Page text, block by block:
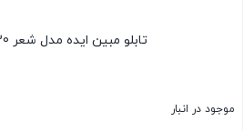
تابلو مبین ایده مدل شعر th20 کد ۲۰۸۸
موجود در انبار